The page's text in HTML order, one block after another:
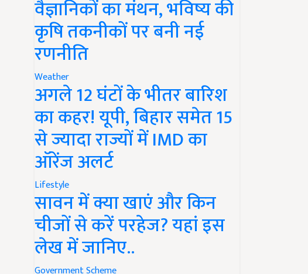
वैज्ञानिकों का मंथन, भविष्य की
कृषि तकनीकों पर बनी नई
रणनीति
Weather
अगले 12 घंटों के भीतर बारिश
का कहर! यूपी, बिहार समेत 15
से ज्यादा राज्यों में IMD का
ऑरेंज अलर्ट
Lifestyle
सावन में क्या खाएं और किन
चीजों से करें परहेज? यहां इस
लेख में जानिए..
Government Scheme